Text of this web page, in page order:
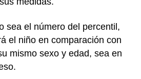
sea el número del percentil,
el niño en comparación con
mismo sexo y edad, sea en